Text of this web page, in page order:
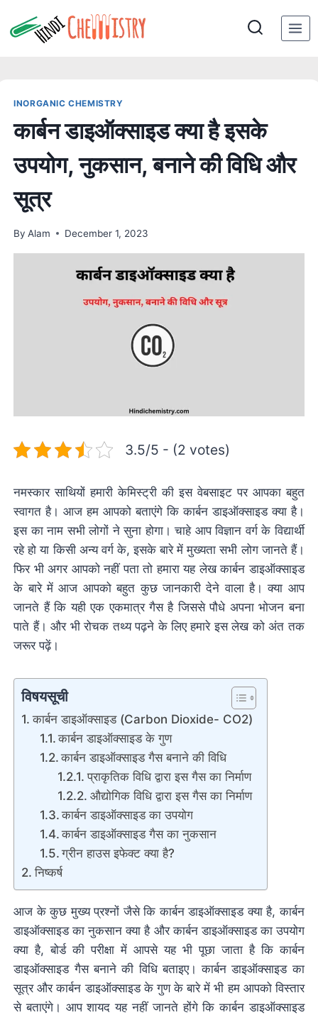
to
INORGANIC CHEMISTRY
कार्बन डाइऑक्साइड क्या है इसके
उपयोग, नुकसान, बनाने की विधि और
सूत्र
By Alam December 1, 2023
3.5/5 - (2 votes)
नमस्कार साथियों हमारी केमिस्ट्री की इस वेबसाइट पर आपका बहुत
स्वागत है। आज हम आपको बताएंगे कि कार्बन डाइऑक्साइड क्या है।
इस का नाम सभी लोगों ने सुना होगा। चाहे आप विज्ञान वर्ग के विद्यार्थी
रहे हो या किसी अन्य वर्ग के, इसके बारे में मुख्यता सभी लोग जानते हैं।
फिर भी अगर आपको नहीं पता तो हमारा यह लेख कार्बन डाइऑक्साइड
के बारे में आज आपको बहुत कुछ जानकारी देने वाला है। क्या आप
जानते हैं कि यही एक एकमात्र गैस है जिससे पौधे अपना भोजन बना
पाते हैं। और भी रोचक तथ्य पढ़ने के लिए हमारे इस लेख को अंत तक
जरूर पढ़ें।
विषयसूची
कार्बन डाइऑक्साइड (Carbon Dioxide- CO2)
कार्बन डाइऑक्साइड के गुण
कार्बन डाइऑक्साइड गैस बनाने की विधि
प्राकृतिक विधि द्वारा इस गैस का निर्माण
औद्योगिक विधि द्वारा इस गैस का निर्माण
कार्बन डाइऑक्साइड का उपयोग
कार्बन डाइऑक्साइड गैस का नुकसान
ग्रीन हाउस इफेक्ट क्या है?
निष्कर्ष
आज के कुछ मुख्य प्रश्नों जैसे कि कार्बन डाइऑक्साइड क्या है, कार्बन
डाइऑक्साइड का नुकसान क्या है और कार्बन डाइऑक्साइड का उपयोग
क्या है, बोर्ड की परीक्षा में आपसे यह भी पूछा जाता है कि कार्बन
डाइऑक्साइड गैस बनाने की विधि बताइए। कार्बन डाइऑक्साइड का
सूत्र और कार्बन डाइऑक्साइड के गुण के बारे में भी हम आपको विस्तार
से बताएंगे। आप शायद यह नहीं जानते होंगे कि कार्बन डाइऑक्साइड